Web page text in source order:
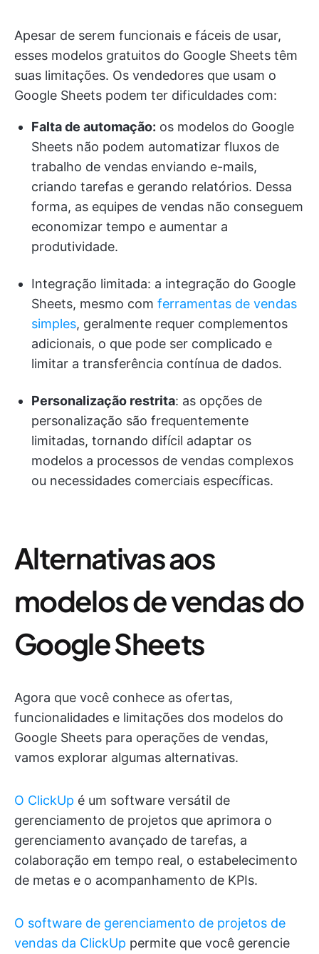
Apesar de serem funcionais e fáceis de usar,
esses modelos gratuitos do Google Sheets têm
suas limitações. Os vendedores que usam o
Google Sheets podem ter dificuldades com:
Falta de automação: os modelos do Google
Sheets não podem automatizar fluxos de
trabalho de vendas enviando e-mails,
criando tarefas e gerando relatórios. Dessa
forma, as equipes de vendas não conseguem
economizar tempo e aumentar a
produtividade.
Integração limitada: a integração do Google
Sheets, mesmo com ferramentas de vendas
simples, geralmente requer complementos
adicionais, o que pode ser complicado e
limitar a transferência contínua de dados.
Personalização restrita: as opções de
personalização são frequentemente
limitadas, tornando difícil adaptar os
modelos a processos de vendas complexos
ou necessidades comerciais específicas.
Alternativas aos
modelos de vendas do
Google Sheets
Agora que você conhece as ofertas,
funcionalidades e limitações dos modelos do
Google Sheets para operações de vendas,
vamos explorar algumas alternativas.
O ClickUp é um software versátil de
gerenciamento de projetos que aprimora o
gerenciamento avançado de tarefas, a
colaboração em tempo real, o estabelecimento
de metas e o acompanhamento de KPIs.
O software de gerenciamento de projetos de
vendas da ClickUp permite que você gerencie